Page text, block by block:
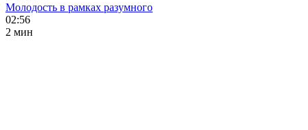
Молодость в рамках разумного
02:56
2 мин